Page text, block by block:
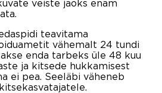
veiste jaoks enam
teavitama
vähemalt 24 tundi
enda tarbeks üle 48 kuu
ja kitsede hukkamisest
ei pea. Seeläbi väheneb